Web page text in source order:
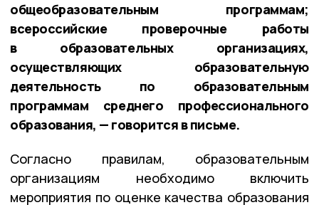
общеобразовательным программам;
всероссийские проверочные работы
в образовательных организациях,
осуществляющих образовательную
деятельность по образовательным
программам среднего профессионального
образования, — говорится в письме.
Согласно правилам, образовательным
организациям необходимо включить
мероприятия по оценке качества образования